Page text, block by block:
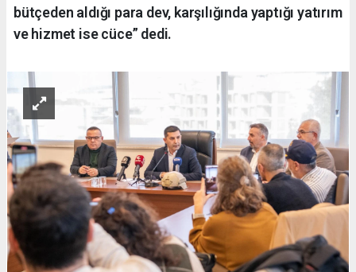
bütçeden aldığı para dev, karşılığında yaptığı yatırım
ve hizmet ise cüce” dedi.